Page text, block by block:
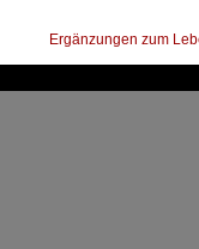
Ergänzungen zum